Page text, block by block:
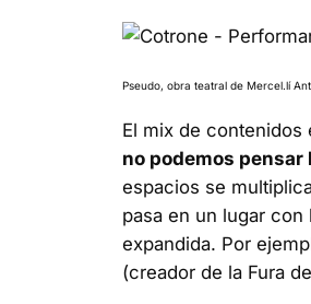
Pseudo, obra teatral de Mercel.lí
El mix de contenidos
no podemos
espacios se
pasa en un lugar
expandida. Por
(creador de la Fura